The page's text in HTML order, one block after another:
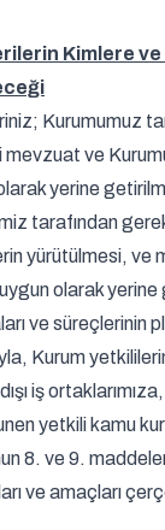
Kimlere
Kurumumuz
mevzuat ve
yerine
tarafından
yürütülmesi, ve
olarak yerine
ve süreçlerinin
Kurum
iş ortaklarımıza,
yetkili kamu
8. ve 9.
ve amaçları